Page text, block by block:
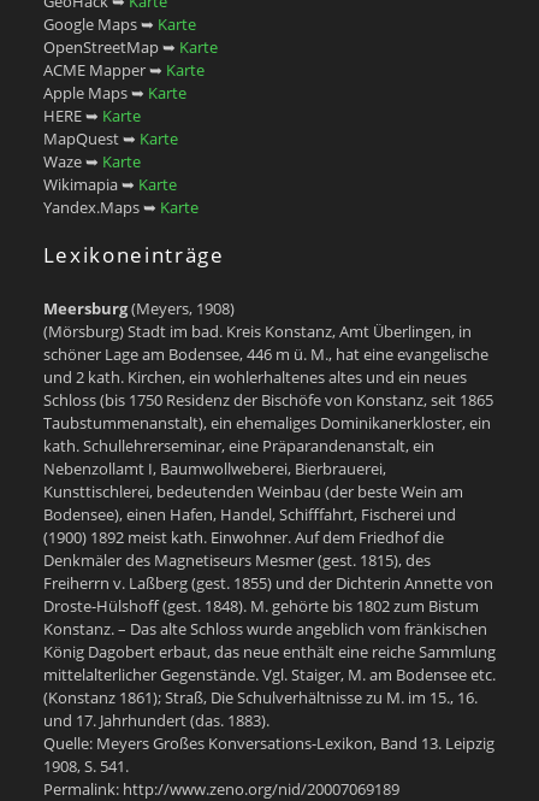
Google Maps ➥ Karte
OpenStreetMap ➥ Karte
ACME Mapper ➥ Karte
Apple Maps ➥ Karte
HERE ➥ Karte
MapQuest ➥ Karte
Waze ➥ Karte
Wikimapia ➥ Karte
Yandex.Maps ➥ Karte
Lexikoneinträge
Meersburg(Meyers, 1908)
(Mörsburg) Stadt im bad. Kreis Konstanz, Amt Überlingen, in
schöner Lage am Bodensee, 446 m ü. M., hat eine evangelische
und 2 kath. Kirchen, ein wohlerhaltenes altes und ein neues
Schloss (bis 1750 Residenz der Bischöfe von Konstanz, seit 1865
Taubstummenanstalt), ein ehemaliges Dominikanerkloster, ein
kath. Schullehrerseminar, eine Präparandenanstalt, ein
Nebenzollamt I, Baumwollweberei, Bierbrauerei,
Kunsttischlerei, bedeutenden Weinbau (der beste Wein am
Bodensee), einen Hafen, Handel, Schifffahrt, Fischerei und
(1900) 1892 meist kath. Einwohner. Auf dem Friedhof die
Denkmäler des Magnetiseurs Mesmer (gest. 1815), des
Freiherrn v. Laßberg (gest. 1855) und der Dichterin Annette von
Droste-Hülshoff (gest. 1848). M. gehörte bis 1802 zum Bistum
Konstanz. – Das alte Schloss wurde angeblich vom fränkischen
König Dagobert erbaut, das neue enthält eine reiche Sammlung
mittelalterlicher Gegenstände. Vgl. Staiger, M. am Bodensee etc.
(Konstanz 1861); Straß, Die Schulverhältnisse zu M. im 15., 16.
und 17. Jahrhundert (das. 1883).
Quelle: Meyers Großes Konversations-Lexikon, Band 13. Leipzig
1908, S. 541.
Permalink: http://www.zeno.org/nid/20007069189